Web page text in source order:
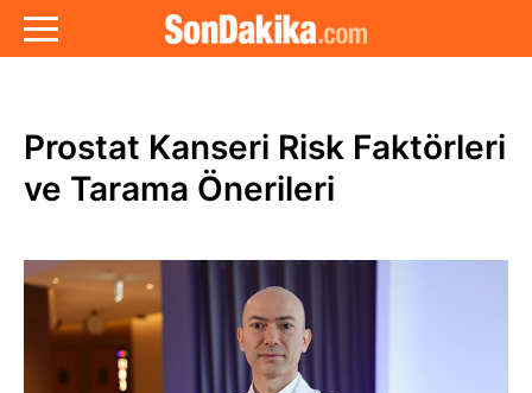
Prostat Kanseri Risk Faktörleri
ve Tarama Önerileri